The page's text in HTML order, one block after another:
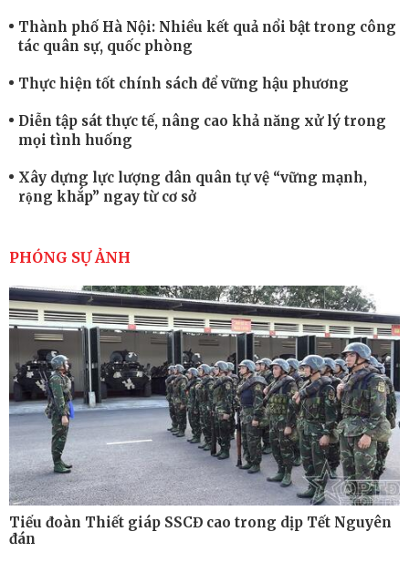
Thành phố Hà Nội: Nhiều kết quả nổi bật trong công
tác quân sự, quốc phòng
Thực hiện tốt chính sách để vững hậu phương
Diễn tập sát thực tế, nâng cao khả năng xử lý trong
mọi tình huống
Xây dựng lực lượng dân quân tự vệ “vững mạnh,
rộng khắp” ngay từ cơ sở
cao sức mạnh chiến đấu
Tiểu đoàn Thiết giáp hoàn thành tốt diễn tập chiến
thuật có bắn đạn thật
Nơi sinh viên rèn ý trí, luyện kỹ năng
PHÓNG SỰ ẢNH
Tiểu đoàn Thiết giáp SSCĐ cao trong dịp Tết Nguyên
đán